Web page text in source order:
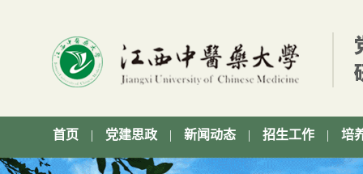
首页 | 党建思政 | 新闻动态 | 招生工作 | 培